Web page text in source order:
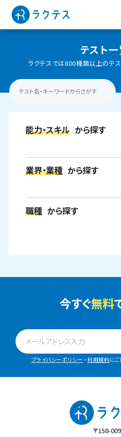
テスト
ラクテスでは800種類以上のテ
能力・スキル から探す
業界・業種 から探す
職種 から探す
今すぐ無料
プライバシーポリシー ・利用規約に
〒158-